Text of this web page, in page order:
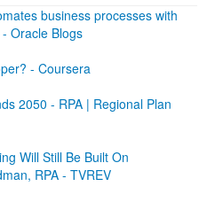
business processes with
Oracle Blogs
- Coursera
2050 - RPA | Regional Plan
Will Still Be Built On
RPA - TVREV